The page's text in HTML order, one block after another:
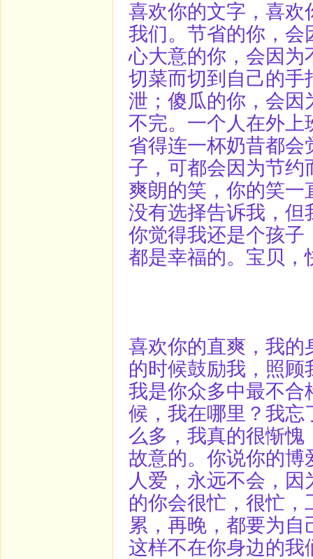
喜欢你的文字，喜欢
我们。节省的你，会
心大意的你，会因为
切菜而切到自己的手
泄；傻瓜的你，会因
不完。一个人在外上
省得连一杯奶昔都
子，可都会因为节约
爽朗的笑，你的笑一
没有选择告诉我，但
你觉得我还是个孩子
都是幸福的。宝贝
喜欢你的直爽，我的
的时候鼓励我，照
我是你众多中最不合
候，我在哪里？我忘
么多，我真的很惭愧
故意的。你说你的博
人爱，永远不会，
的你会很忙，很忙
累，再晚，都要为
这样不在你身边的